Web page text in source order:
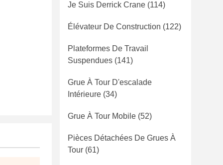
Je Suis Derrick Crane (114)
Élévateur De Construction (122)
Plateformes De Travail
Suspendues (141)
Grue À Tour D'escalade
Intérieure (34)
Grue À Tour Mobile (52)
Pièces Détachées De Grues À
Tour (61)